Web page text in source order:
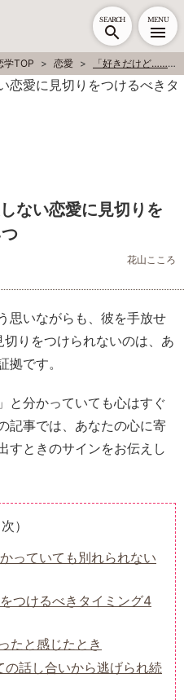
SEARCH MENU
学TOP 恋愛 「好きだけど……」進展しない恋愛に見切りをつけるべきタイミング4つ
ない恋愛に見切りを
花山こころ
思いながらも、彼を手放せ
りをつけられないのは、あ
です。
と分かっていても心はすぐ
記事では、あなたの心に寄
すときのサインをお伝えし
）
っていても別れられない
つけるべきタイミング4
たと感じたとき
の話し合いから逃げられ続